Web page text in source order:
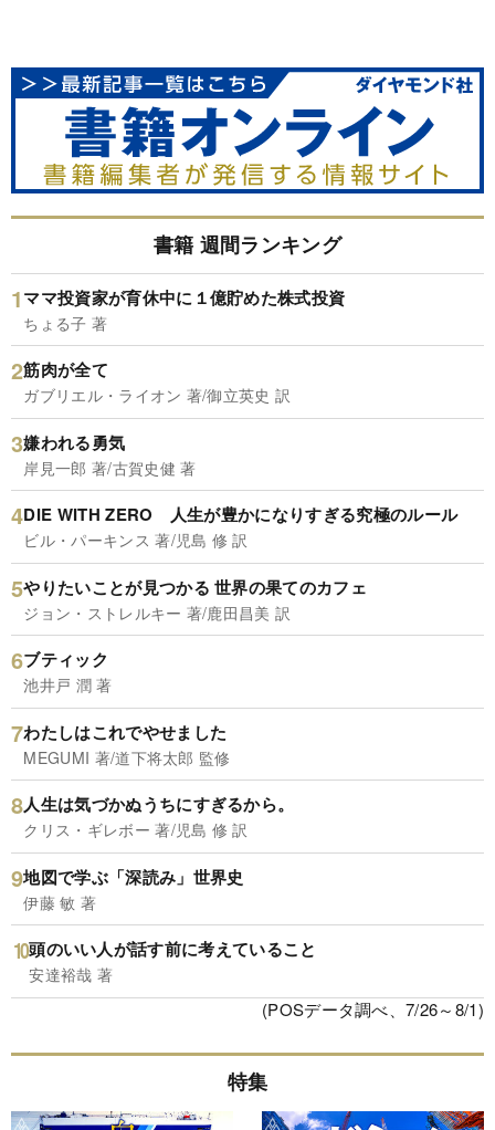
書籍 週間ランキング
ママ投資家が育休中に１億貯めた株式投資
ちょる子 著
筋肉が全て
ガブリエル・ライオン 著/御立英史 訳
嫌われる勇気
岸見一郎 著/古賀史健 著
DIE WITH ZERO 人生が豊かになりすぎる究極のルール
ビル・パーキンス 著/児島 修 訳
やりたいことが見つかる 世界の果てのカフェ
ジョン・ストレルキー 著/鹿田昌美 訳
ブティック
池井戸 潤 著
わたしはこれでやせました
MEGUMI 著/道下将太郎 監修
人生は気づかぬうちにすぎるから。
クリス・ギレボー 著/児島 修 訳
地図で学ぶ「深読み」世界史
伊藤 敏 著
頭のいい人が話す前に考えていること
安達裕哉 著
(POSデータ調べ、7/26～8/1)
特集